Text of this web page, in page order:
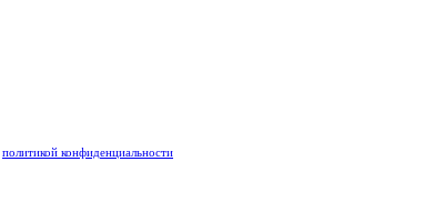
политикой конфиденциальности